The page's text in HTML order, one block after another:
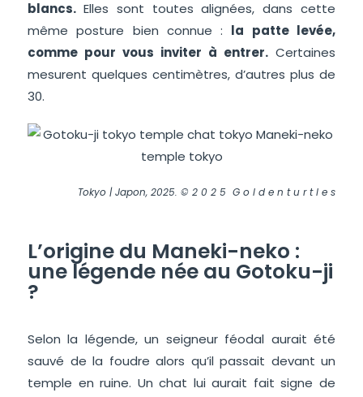
blancs. Elles sont toutes alignées, dans cette
même posture bien connue : la patte levée,
comme pour vous inviter à entrer. Certaines
mesurent quelques centimètres, d’autres plus de
30.
Tokyo | Japon, 2025. © 2 0 2 5 G o l d e n t u r t l e s
L’origine du Maneki-neko :
une légende née au Gotoku-ji
?
Selon la légende, un seigneur féodal aurait été
sauvé de la foudre alors qu’il passait devant un
temple en ruine. Un chat lui aurait fait signe de